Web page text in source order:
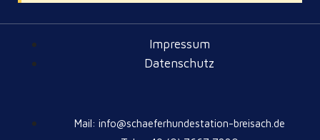
Impressum
Datenschutz
Mail: info@schaeferhundestation-breisach.de